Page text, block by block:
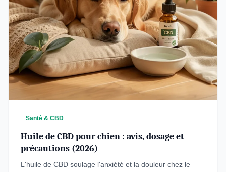
Santé & CBD
Huile de CBD pour chien : avis, dosage et
précautions (2026)
L'huile de CBD soulage l'anxiété et la douleur chez le